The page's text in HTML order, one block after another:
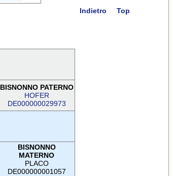
Indietro
Top
BISNONNO PATERNO
HOFER
DE000000029973
BISNONNO
MATERNO
PLACO
DE000000001057